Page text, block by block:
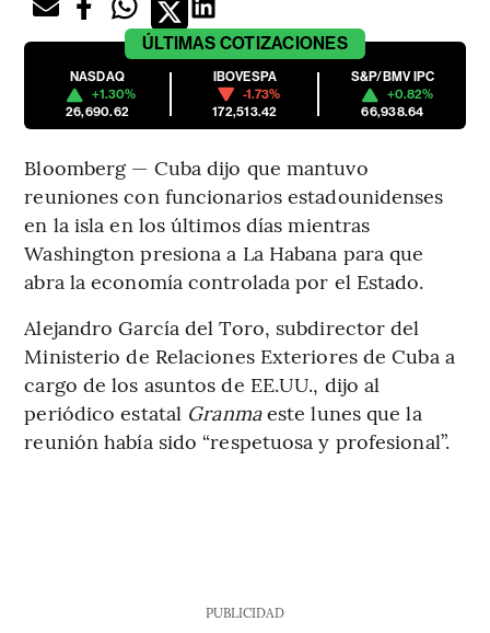
ÚLTIMAS COTIZACIONES
NASDAQ
+1.30%
26,690.62
IBOVESPA
-1.73%
172,513.42
S&P/BMV IPC
+0.82%
66,938.64
Bloomberg — Cuba dijo que mantuvo
reuniones con funcionarios estadounidenses
en la isla en los últimos días mientras
Washington presiona a La Habana para que
abra la economía controlada por el Estado.
Alejandro García del Toro, subdirector del
Ministerio de Relaciones Exteriores de Cuba a
cargo de los asuntos de EE.UU., dijo al
periódico estatal Granmaeste lunes que la
reunión había sido “respetuosa y profesional”.
PUBLICIDAD